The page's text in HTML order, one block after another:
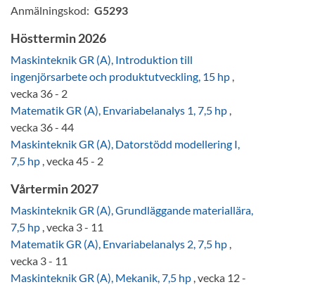
Anmälningskod: G5293
Hösttermin 2026
Maskinteknik GR (A), Introduktion till
ingenjörsarbete och produktutveckling, 15 hp ,
vecka 36 - 2
Matematik GR (A), Envariabelanalys 1, 7,5 hp ,
vecka 36 - 44
Maskinteknik GR (A), Datorstödd modellering I,
7,5 hp , vecka 45 - 2
Vårtermin 2027
Maskinteknik GR (A), Grundläggande materiallära,
7,5 hp , vecka 3 - 11
Matematik GR (A), Envariabelanalys 2, 7,5 hp ,
vecka 3 - 11
Maskinteknik GR (A), Mekanik, 7,5 hp , vecka 12 -